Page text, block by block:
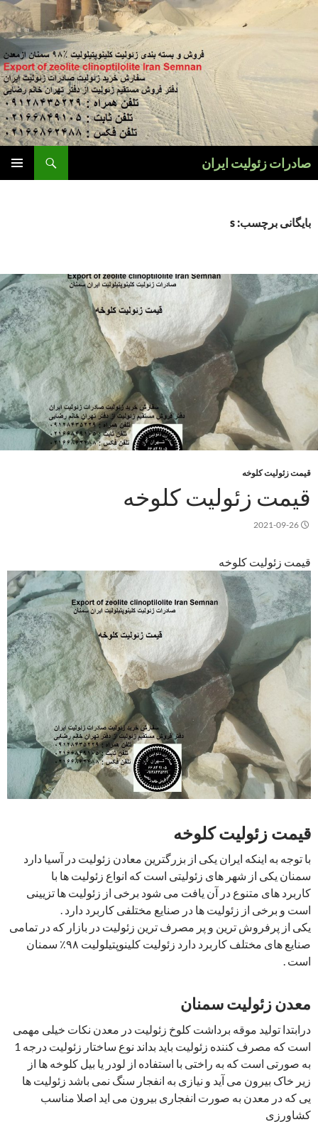
رفتن
صادرات زئولیت ایران
بایگانی برچسب: s
قیمت زئولیت کلوخه
قیمت زئولیت کلوخه
2021-09-26
قیمت زئولیت کلوخه
قیمت زئولیت کلوخه
با توجه به اینکه ایران یکی از بزرگترین معادن زئولیت در آسیا دارد
سمنان یکی از شهر های زئولیتی است که انواع زئولیت ها با
کاربرد های متنوع در آن یافت می شود برخی از زئولیت ها تزیینی
است و برخی از زئولیت ها در صنایع مختلفی کاربرد دارد .
یکی از پرفروش ترین و پر مصرف ترین زئولیت در بازار که در تمامی
صنایع های مختلف کاربرد دارد زئولیت کلینوپتیلولیت ۹۸٪ سمنان
است .
معدن زئولیت سمنان
درابتدا تولید موقه برداشت کلوخ زئولیت در معدن نکات خیلی مهمی
است که مصرف کننده زئولیت باید بداند نوع ساختار زئولیت درجه 1
به صورتی است که به راختی با استفاده از لودر یا بیل کلوخه ها از
زیر خاک بیرون می آید و نیازی به انفجار سنگ نمی باشد زئولیت ها
یی که در معدن به صورت انفجاری بیرون می اید اصلا مناسب
کشاورزی